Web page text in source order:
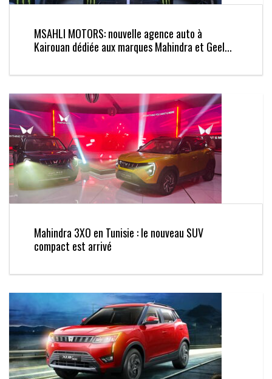
MSAHLI MOTORS: nouvelle agence auto à
Kairouan dédiée aux marques Mahindra et Geel...
Mahindra 3XO en Tunisie : le nouveau SUV
compact est arrivé